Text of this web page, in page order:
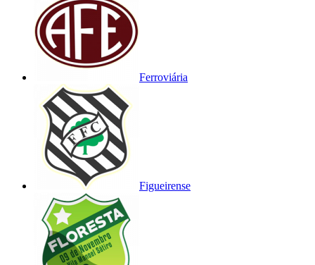
Ferroviária
Figueirense